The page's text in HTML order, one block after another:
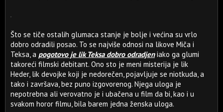
Što se tiče ostalih glumaca stanje je bolje i većina su vrlo
dobro odradili posao. To se najviše odnosi na likove Miča i
Teksa, a pogotovo je lik Teksa dobro odradjeniako ga glumi
takoreći filmski debitant. Ono sto je meni misterija je lik
Heder, lik devojke koji je nedorečen, pojavljuje se niotkuda, a
tako i završava, bez puno izgovorenog. Njega uloga je
nepotrebna ali verovatno je i ubačena u film da bi, kao i u
svakom horor filmu, bila barem jedna ženska uloga.